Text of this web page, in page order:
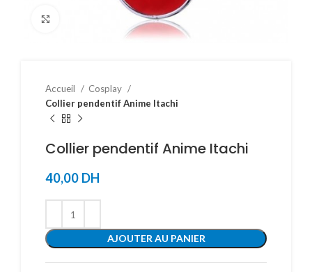
Accueil
Cosplay
Collier pendentif Anime Itachi
Collier pendentif Anime Itachi
40,00 DH
AJOUTER AU PANIER